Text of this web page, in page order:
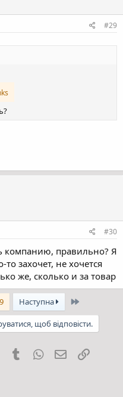
#29
#30
правильно? Я
захочет, не хочется
же, сколько и за товар
Наступна Останній
щоб відповісти.
PinterestTumblrWhatsApp
E-mail